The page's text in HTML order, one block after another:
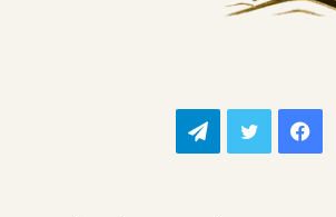
فيسبوك تويتر تيلقرام